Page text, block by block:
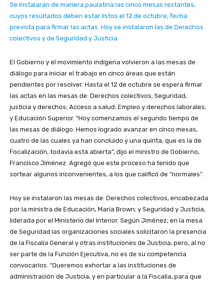
Se instalarán de manera paulatina las cinco mesas restantes,
cuyos resultados deben estar listos el 12 de octubre, fecha
prevista para firmar las actas. Hoy se instalaron las de Derechos
colectivos y de Seguridad y Justicia.
El Gobierno y el movimiento indígena volvieron a las mesas de
diálogo para iniciar el trabajo en cinco áreas que están
pendientes por resolver. Hasta el 12 de octubre se espera firmar
las actas en las mesas de: Derechos colectivos; Seguridad,
justicia y derechos; Acceso a salud; Empleo y derechos laborales;
y Educación Superior. “Hoy comenzamos el segundo tiempo de
las mesas de diálogo. Hemos logrado avanzar en cinco mesas,
cuatro de las cuales ya han concluido y una quinta, que es la de
Focalización, todavía está abierta”, dijo el ministro de Gobierno,
Francisco Jiménez. Agregó que este proceso ha tenido que
sortear algunos inconvenientes, a los que calificó de “normales”.
Hoy se instalaron las mesas de: Derechos colectivos, encabezada
por la ministra de Educación, María Brown; y Seguridad y Justicia,
liderada por el Ministerio del Interior. Según Jiménez, en la mesa
de Seguridad las organizaciones sociales solicitaron la presencia
de la Fiscalía General y otras instituciones de Justicia, pero, al no
ser parte de la Función Ejecutiva, no es de su competencia
convocarlos. “Queremos exhortar a las instituciones de
administración de Justicia, y en particular a la Fiscalía, para que